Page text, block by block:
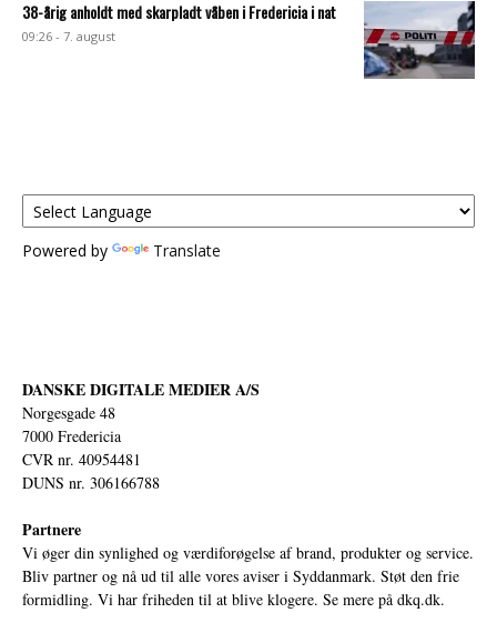
38-årig anholdt med skarpladt våben i Fredericia i nat
09:26 - 7. august
Powered by Translate
DANSKE DIGITALE MEDIER A/S
Norgesgade 48
7000 Fredericia
CVR nr. 40954481
DUNS nr. 306166788
Partnere
Vi øger din synlighed og værdiforøgelse af brand, produkter og service.
Bliv partner og nå ud til alle vores aviser i Syddanmark. Støt den frie
formidling. Vi har friheden til at blive klogere. Se mere på dkq.dk.